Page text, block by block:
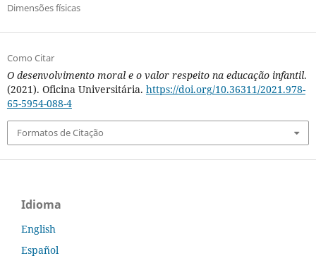
Dimensões físicas
Como Citar
O desenvolvimento moral e o valor respeito na educação infantil.
(2021). Oficina Universitária. https://doi.org/10.36311/2021.978-
65-5954-088-4
Formatos de Citação
Idioma
English
Español